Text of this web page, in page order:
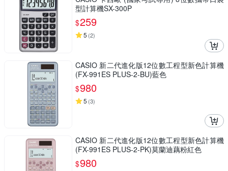
型計算機SX-300P
$259
5 (2)
CASIO 新二代進化版12位數工程型新色計算機
(FX-991ES PLUS-2-BU)藍色
$980
5 (3)
CASIO 新二代進化版12位數工程型新色計算機
(FX-991ES PLUS-2-PK)莫蘭迪藕粉紅色
$980